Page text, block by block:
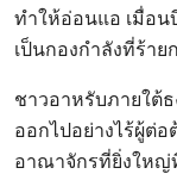
ทำให้อ่อนแอ เมื่อน
เป็นกองกำลังที่ร้าย
ชาวอาหรับภายใต้
ออกไปอย่างไร้ผู้ต่
อาณาจักรที่ยิ่งใหญ่